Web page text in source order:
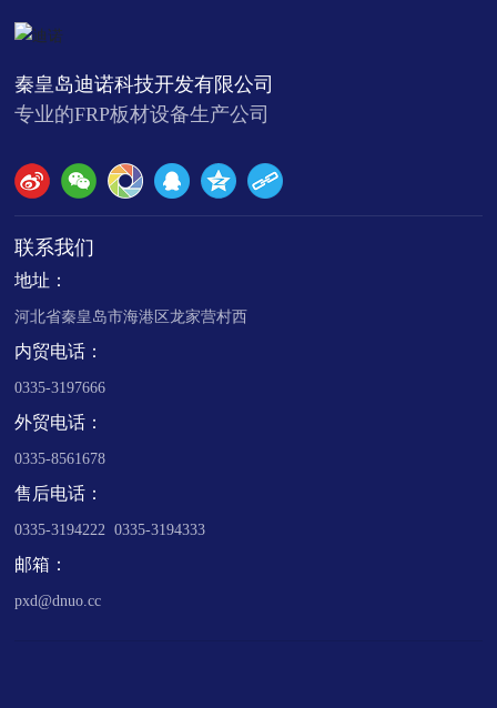
秦皇岛迪诺科技开发有限公司
专业的FRP板材设备生产公司
联系我们
地址：
河北省秦皇岛市海港区龙家营村西
内贸电话：
0335-3197666
外贸电话：
0335-8561678
售后电话：
0335-3194222 0335-3194333
邮箱：
pxd@dnuo.cc